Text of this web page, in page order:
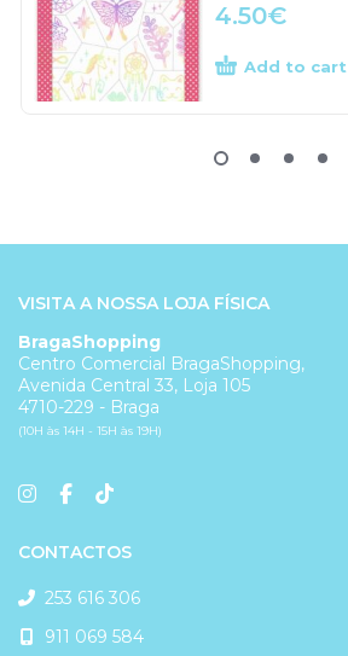
4.50€
Add to cart
VISITA A NOSSA LOJA FÍSICA
BragaShopping
Centro Comercial BragaShopping,
Avenida Central 33, Loja 105
4710-229 - Braga
(10H às 14H - 15H às 19H)
CONTACTOS
253 616 306
911 069 584